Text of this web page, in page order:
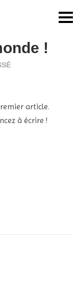
!
article.
à écrire !